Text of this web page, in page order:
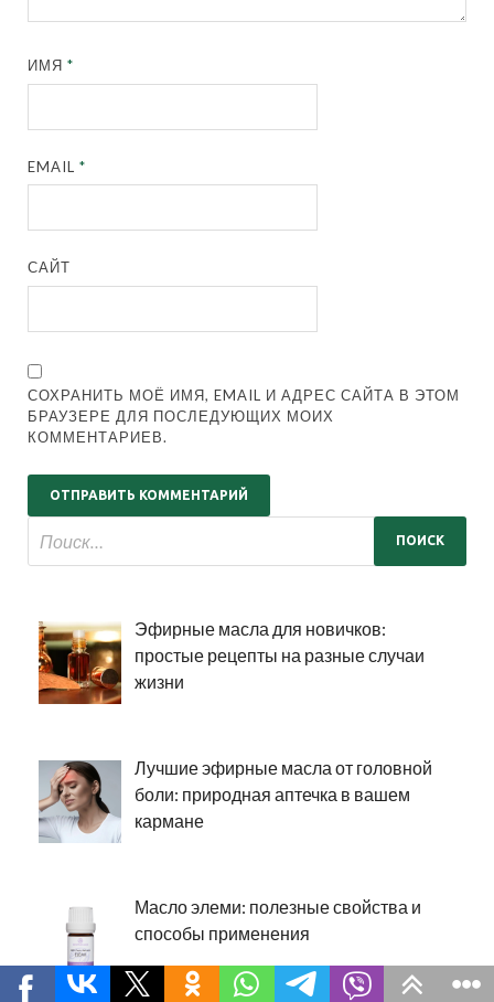
ИМЯ*
EMAIL*
САЙТ
СОХРАНИТЬ МОЁ ИМЯ, EMAIL И АДРЕС САЙТА В ЭТОМ
БРАУЗЕРЕ ДЛЯ ПОСЛЕДУЮЩИХ МОИХ
КОММЕНТАРИЕВ.
Эфирные масла для новичков:
простые рецепты на разные случаи
жизни
Лучшие эфирные масла от головной
боли: природная аптечка в вашем
кармане
Масло элеми: полезные свойства и
способы применения